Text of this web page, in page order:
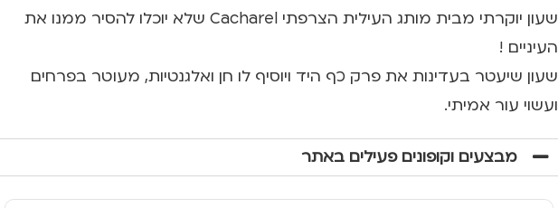
שעון יוקרתי מבית מותג העילית הצרפתי Cacharel שלא יוכלו להסיר ממנו את
העיניים !
שעון שיעטר בעדינות את פרק כף היד ויוסיף לו חן ואלגנטיות, מעוטר בפרחים
ועשוי עור אמיתי.
מבצעים וקופונים פעילים באתר